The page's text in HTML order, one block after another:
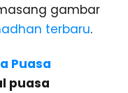
gambar
terbaru.
Puasa
puasa